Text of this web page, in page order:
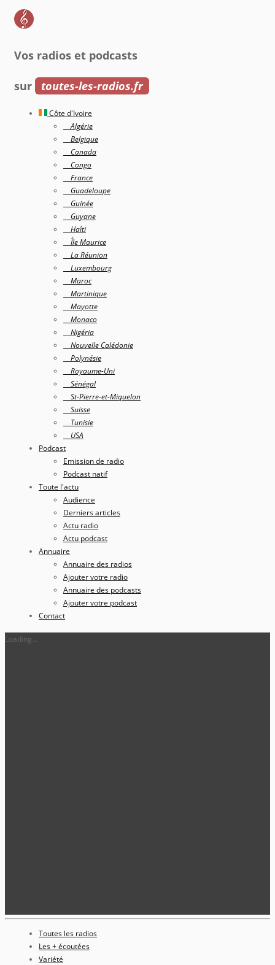
Vos radios et podcasts
sur toutes-les-radios.fr
Côte d'Ivoire
Algérie
Belgique
Canada
Congo
France
Guadeloupe
Guinée
Guyane
Haîti
Île Maurice
La Réunion
Luxembourg
Maroc
Martinique
Mayotte
Monaco
Nigéria
Nouvelle Calédonie
Polynésie
Royaume-Uni
Sénégal
St-Pierre-et-Miquelon
Suisse
Tunisie
USA
Podcast
Emission de radio
Podcast natif
Toute l'actu
Audience
Derniers articles
Actu radio
Actu podcast
Annuaire
Annuaire des radios
Ajouter votre radio
Annuaire des podcasts
Ajouter votre podcast
Contact
Loading...
Toutes les radios
Les + écoutées
Variété